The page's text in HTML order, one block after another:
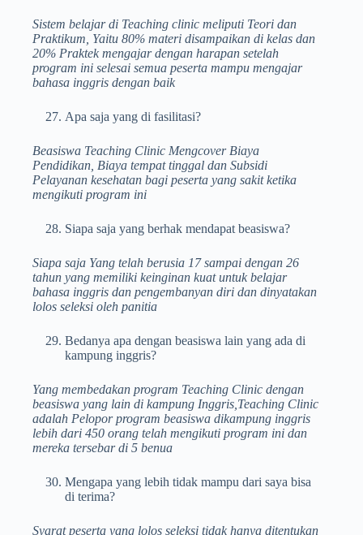
Sistem belajar di Teaching clinic meliputi Teori dan
Praktikum, Yaitu 80% materi disampaikan di kelas dan
20% Praktek mengajar dengan harapan setelah
program ini selesai semua peserta mampu mengajar
bahasa inggris dengan baik
Apa saja yang di fasilitasi?
Beasiswa Teaching Clinic Mengcover Biaya
Pendidikan, Biaya tempat tinggal dan Subsidi
Pelayanan kesehatan bagi peserta yang sakit ketika
mengikuti program ini
Siapa saja yang berhak mendapat beasiswa?
Siapa saja Yang telah berusia 17 sampai dengan 26
tahun yang memiliki keinginan kuat untuk belajar
bahasa inggris dan pengembanyan diri dan dinyatakan
lolos seleksi oleh panitia
Bedanya apa dengan beasiswa lain yang ada di
kampung inggris?
Yang membedakan program Teaching Clinic dengan
beasiswa yang lain di kampung Inggris,Teaching Clinic
adalah Pelopor program beasiswa dikampung inggris
lebih dari 450 orang telah mengikuti program ini dan
mereka tersebar di 5 benua
Mengapa yang lebih tidak mampu dari saya bisa
di terima?
Syarat peserta yang lolos seleksi tidak hanya ditentukan